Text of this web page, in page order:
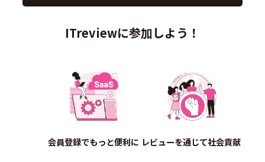
ITreviewに参加しよう！
会員登録でもっと便利に レビューを通じて社会貢献